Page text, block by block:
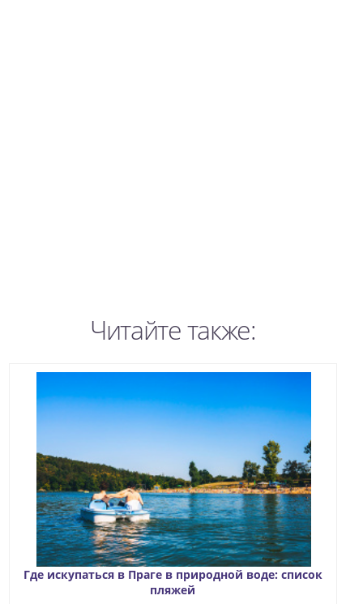
Читайте также:
Где искупаться в Праге в природной воде: список
пляжей